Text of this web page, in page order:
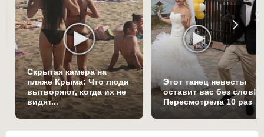
Скрытая камера на
пляже Крыма: Что люди
вытворяют, когда их не
видят...
Этот танец невесты
оставит вас без слов!
Пересмотрела 10 раз